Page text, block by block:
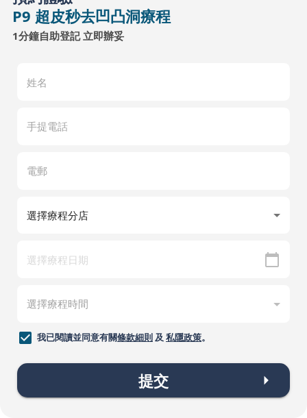
P9 超皮秒去凹凸洞療程
1分鐘自助登記 立即辦妥
我已閱讀並同意有關條款細則及 私隱政策。
提交